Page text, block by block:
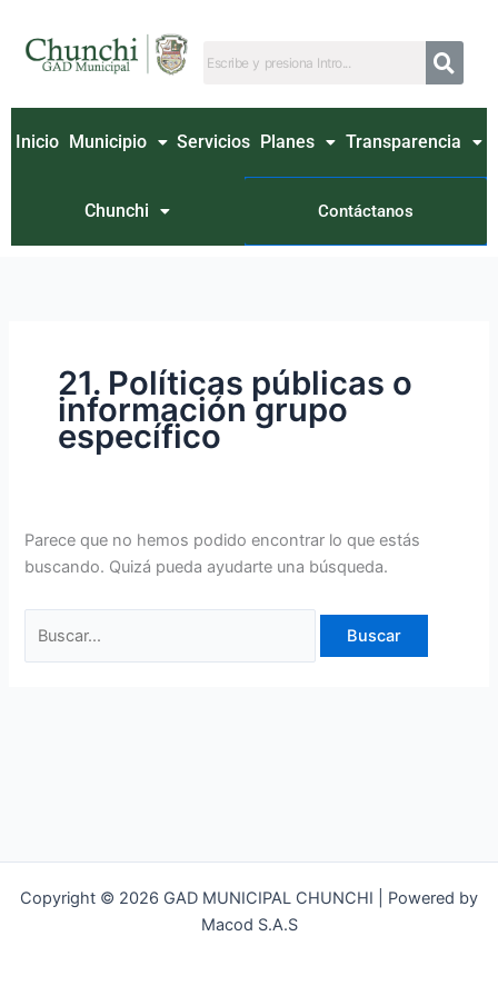
contenido
Inicio Municipio Servicios Planes Transparencia
Chunchi Contáctanos
21. Políticas públicas o
información grupo
específico
Parece que no hemos podido encontrar lo que estás
buscando. Quizá pueda ayudarte una búsqueda.
por:
Copyright © 2026 GAD MUNICIPAL CHUNCHI | Powered by
Macod S.A.S